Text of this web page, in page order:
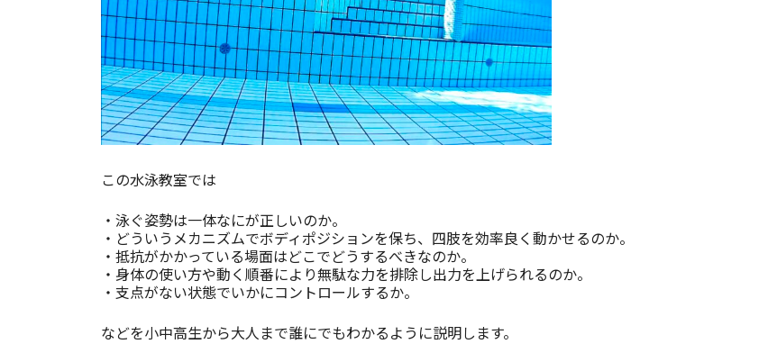
この水泳教室では
・泳ぐ姿勢は一体なにが正しいのか。
・どういうメカニズムでボディポジションを保ち、四肢を効率良く動かせるのか。
・抵抗がかかっている場面はどこでどうするべきなのか。
・身体の使い方や動く順番により無駄な力を排除し出力を上げられるのか。
・支点がない状態でいかにコントロールするか。
などを小中高生から大人まで誰にでもわかるように説明します。